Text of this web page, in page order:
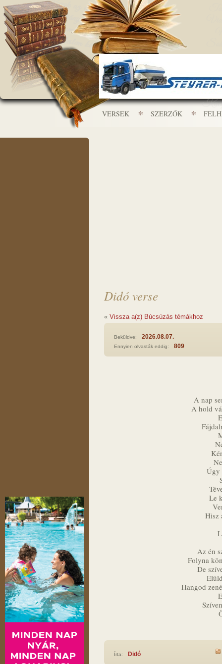
VERSEK SZERZŐK
Didó verse
« Vissza a(z) Búcsúzás témákhoz
Beküldve: 2026.08.07.
Ennyien olvasták eddig: 809
A nap
A hold
Úgy
Le
Hisz
Az én
Folyna
De
Hangod
Írta: Didó